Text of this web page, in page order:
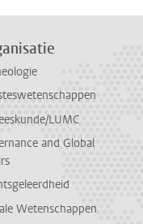
LUMC
and Global
Wetenschappen